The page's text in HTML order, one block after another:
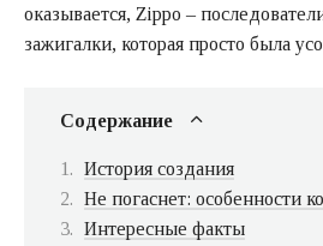
оказывается, Zippo –
зажигалки, которая просто была
Содержание
История создания
Не погаснет: особенности
Интересные факты